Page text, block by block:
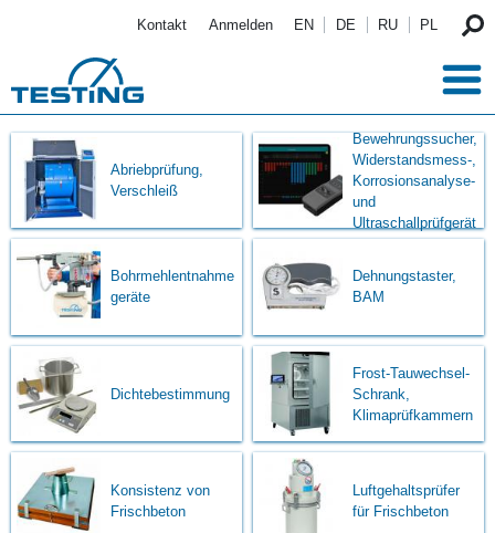
Kontakt Anmelden EN DE RU PL
Abriebprüfung,
Verschleiß
Bewehrungssucher,
Widerstandsmess-,
Korrosionsanalyse-
und
Ultraschallprüfgerät
Bohrmehlentnahme
geräte
Dehnungstaster,
BAM
Dichtebestimmung
Frost-Tauwechsel-
Schrank,
Klimaprüfkammern
Konsistenz von
Frischbeton
Luftgehaltsprüfer
für Frischbeton